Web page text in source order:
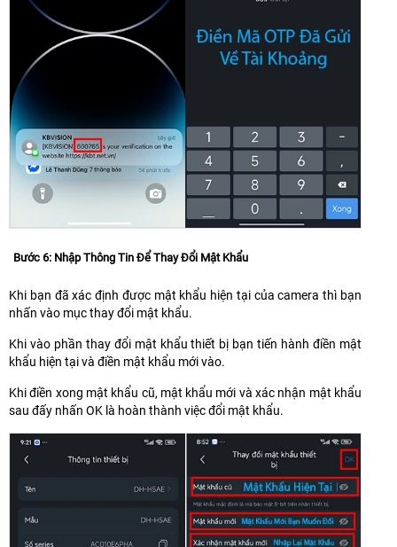
Bước 6: Nhập Thông Tin Để Thay Đổi Mật Khẩu
Khi bạn đã xác định được mật khẩu hiện tại của camera thì bạn
nhấn vào mục thay đổi mật khẩu.
Khi vào phần thay đổi mật khẩu thiết bị bạn tiến hành điền mật
khẩu hiện tại và điền mật khẩu mới vào.
Khi điền xong mật khẩu cũ, mật khẩu mới và xác nhận mật khẩu
sau đấy nhấn OK là hoàn thành việc đổi mật khẩu.